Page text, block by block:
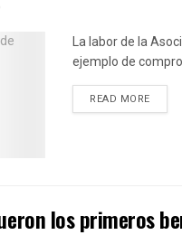
La labor de la
ejemplo de
READ MORE
los primeros